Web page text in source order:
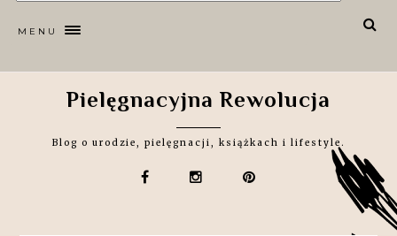
MENU
Pielęgnacyjna Rewolucja
Blog o urodzie, pielęgnacji, książkach i lifestyle.